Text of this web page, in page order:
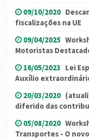
09/10/2020
fiscalizações na UE
09/04/2025
Motoristas
16/05/2023 Lei
Auxílio
20/03/2020
diferido das
05/08/2020
Transportes - O